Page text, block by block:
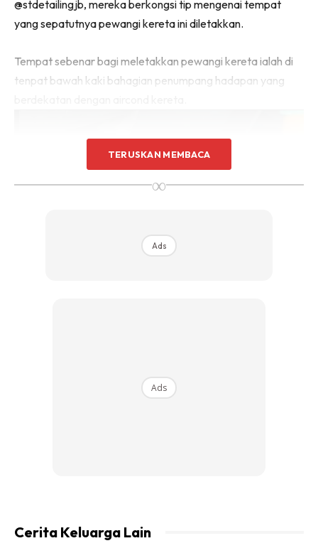
@stdetailingjb, mereka berkongsi tip mengenai tempat
yang sepatutnya pewangi kereta ini diletakkan.
Tempat sebenar bagi meletakkan pewangi kereta ialah di
tenpat bawah kaki bahagian penumpang hadapan yang
TERUSKAN MEMBACA
∞
Ads
Ads
Cerita Keluarga Lain